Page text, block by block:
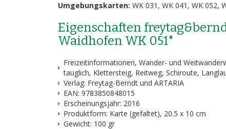
Umgebungskarten: WK 031, WK 041, WK 052,
Eigenschaften
Waidhofen WK 051"
Freizeitinformationen, Wander- und
tauglich, Klettersteig, Reitweg, Schiroute,
Verlag: Freytag-Berndt und ARTARIA
EAN: 9783850848015
Erscheinungsjahr: 2016
Produktform: Karte (gefaltet), 20.5 x 10 cm
Gewicht: 100 gr